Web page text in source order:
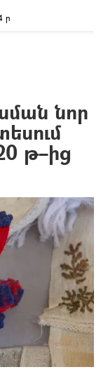
ր
նոր
թ–ից